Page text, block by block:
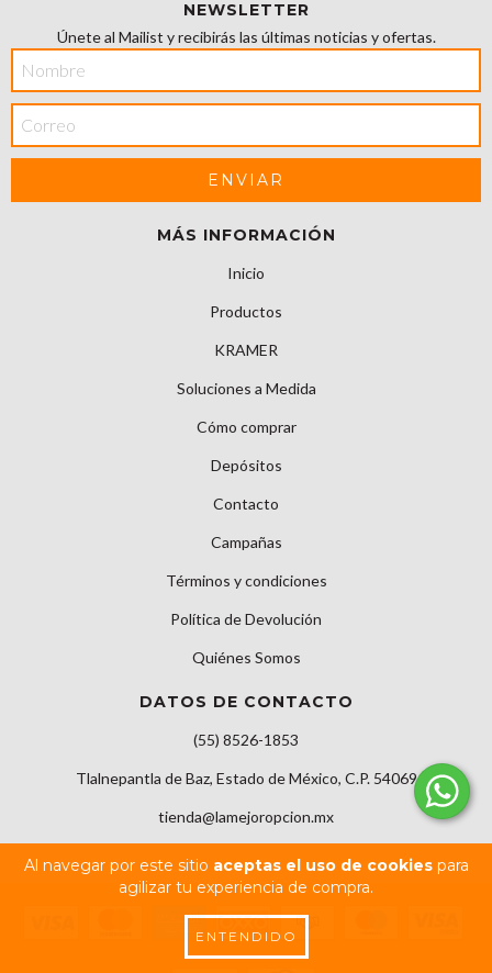
Al navegar por este sitio aceptas el uso de cookiespara
agilizar tu experiencia de compra.
ENTENDIDO
NEWSLETTER
Únete al Mailist y recibirás las últimas noticias y ofertas.
MÁS INFORMACIÓN
Inicio
Productos
KRAMER
Soluciones a Medida
Cómo comprar
Depósitos
Contacto
Campañas
Términos y condiciones
Política de Devolución
Quiénes Somos
DATOS DE CONTACTO
(55) 8526-1853
Tlalnepantla de Baz, Estado de México, C.P. 54069
tienda@lamejoropcion.mx